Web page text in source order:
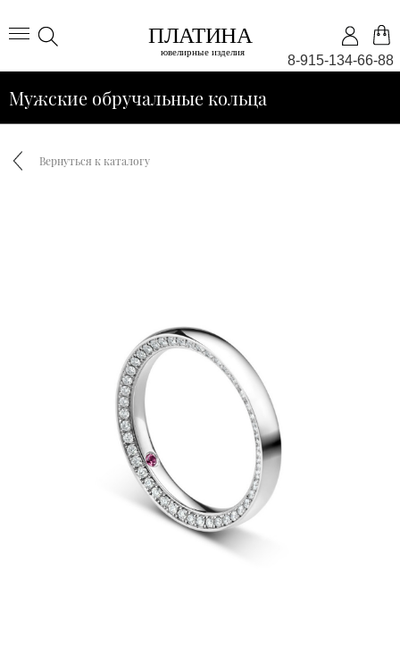
8-915-134-66-88
Мужские обручальные кольца
Вернуться к каталогу